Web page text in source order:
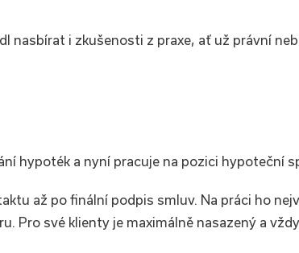
nasbírat i zkušenosti z praxe, ať už právní
hypoték a nyní pracuje na pozici hypoteční
až po finální podpis smluv. Na práci ho
Pro své klienty je maximálně nasazený a